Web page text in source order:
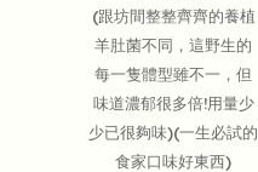
(跟坊間整整齊齊的養植
羊肚菌不同，這野生的
每一隻體型雖不一，但
味道濃郁很多倍!用量少
少已很夠味)(一生必試的
食家口味好東西)